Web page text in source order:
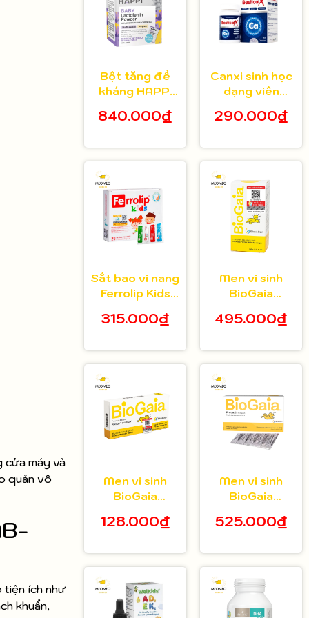
cửa máy và
quản vô
tiện ích như
khuẩn,
Bột tăng đề
kháng HAPPi
Baby Úc cho
tuổi
840.000₫
Canxi sinh học
dạng viên
bé từ 8 tuổi 30
290.000₫
Sắt bao vi nang
Ferrolip Kids
tuổi hộp 20 gói
315.000₫
Men vi sinh
BioGaia
bé 5ml
495.000₫
Men vi sinh
BioGaia
viên hộp 10
128.000₫
Men vi sinh
BioGaia
bột hộp 30 gói
525.000₫